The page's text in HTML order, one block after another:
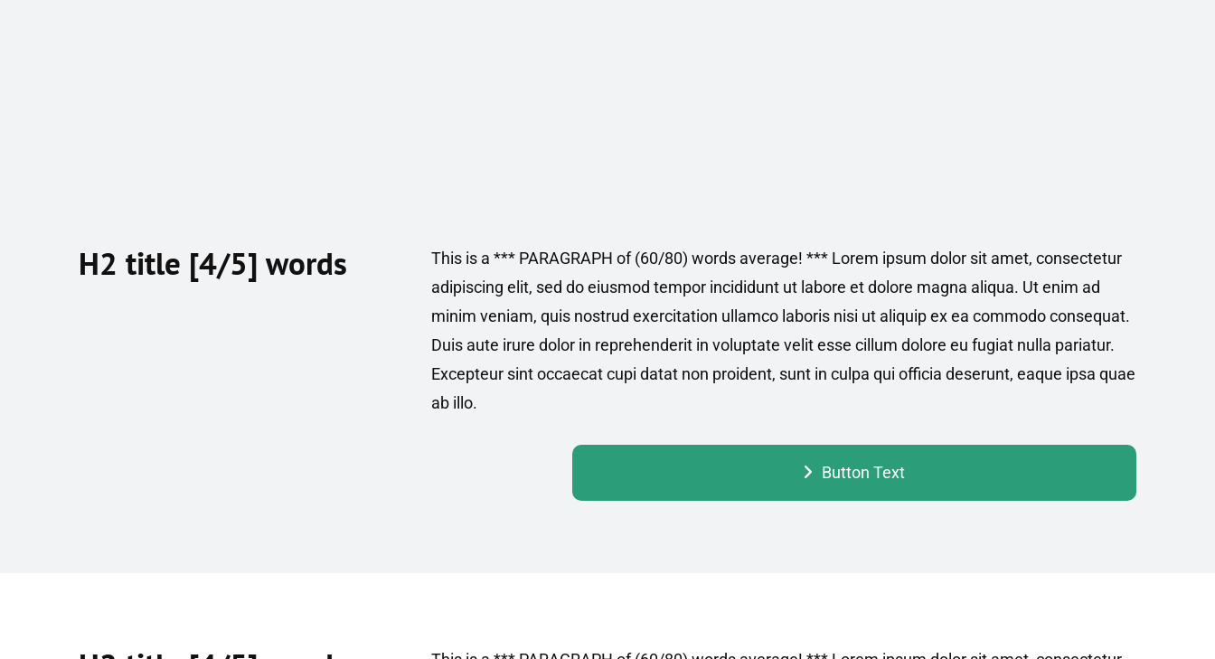
H2 title [4/5] words
This is a *** PARAGRAPH of (60/80) words average! *** Lorem ipsum dolor sit amet, consectetur
adipiscing elit, sed do eiusmod tempor incididunt ut labore et dolore magna aliqua. Ut enim ad
minim veniam, quis nostrud exercitation ullamco laboris nisi ut aliquip ex ea commodo consequat.
Duis aute irure dolor in reprehenderit in voluptate velit esse cillum dolore eu fugiat nulla pariatur.
Excepteur sint occaecat cupi datat non proident, sunt in culpa qui officia deserunt, eaque ipsa quae
ab illo.
Button Text